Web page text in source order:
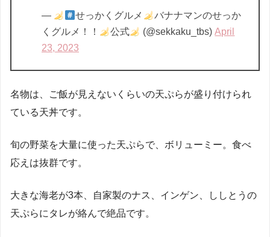
— せっかくグルメ
バナナマンのせっか
くグルメ！！
公式 (@sekkaku_tbs)April
23, 2023
名物は、ご飯が見えないくらいの天ぷらが盛り付けられ
ている天丼です。
旬の野菜を大量に使った天ぷらで、ボリューミー。食べ
応えは抜群です。
大きな海老が3本、自家製のナス、インゲン、ししとうの
天ぷらにタレが絡んで絶品です。